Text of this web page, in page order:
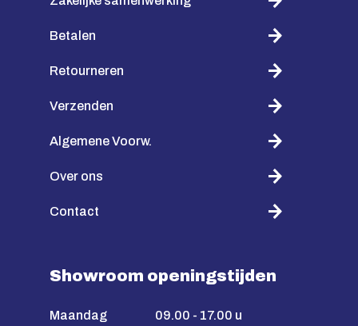
Betalen
Retourneren
Verzenden
Algemene Voorw.
Over ons
Contact
Showroom openingstijden
Maandag 09.00 - 17.00 u